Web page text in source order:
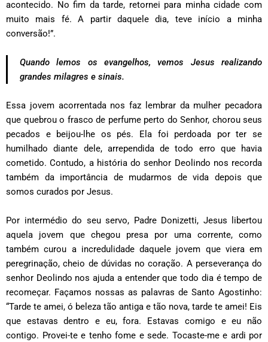
acontecido. No fim da tarde, retornei para minha cidade com
muito mais fé. A partir daquele dia, teve início a minha
conversão!”.
Quando lemos os evangelhos, vemos Jesus realizando
grandes milagres e sinais.
Essa jovem acorrentada nos faz lembrar da mulher pecadora
que quebrou o frasco de perfume perto do Senhor, chorou seus
pecados e beijou-lhe os pés. Ela foi perdoada por ter se
humilhado diante dele, arrependida de todo erro que havia
cometido. Contudo, a história do senhor Deolindo nos recorda
também da importância de mudarmos de vida depois que
somos curados por Jesus.
Por intermédio do seu servo, Padre Donizetti, Jesus libertou
aquela jovem que chegou presa por uma corrente, como
também curou a incredulidade daquele jovem que viera em
peregrinação, cheio de dúvidas no coração. A perseverança do
senhor Deolindo nos ajuda a entender que todo dia é tempo de
recomeçar. Façamos nossas as palavras de Santo Agostinho:
“Tarde te amei, ó beleza tão antiga e tão nova, tarde te amei! Eis
que estavas dentro e eu, fora. Estavas comigo e eu não
contigo. Provei-te e tenho fome e sede. Tocaste-me e ardi por